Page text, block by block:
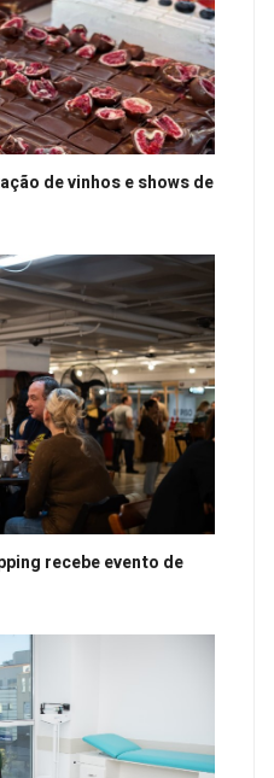
de vinhos e shows de
recebe evento de